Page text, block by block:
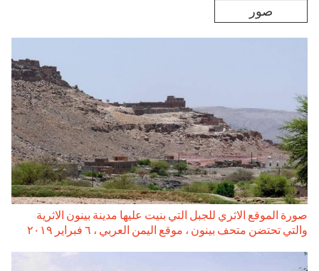
صور
صورة الموقع الاثري للجبل التي بنيت عليها مدينة بينون الاثرية
والتي تحتضن متحف بينون ، موقع اليمن العربي ، ٦ فبراير ۲۰۱۹